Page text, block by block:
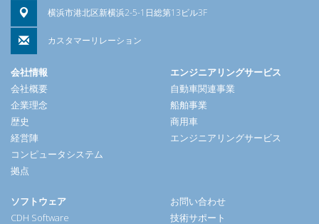
横浜市港北区新横浜2-5-1日総第13ビル3F
カスタマーリレーション
会社情報
会社概要
企業理念
歴史
経営陣
コンピュータシステム
拠点
エンジニアリングサービス
自動車関連事業
船舶事業
商用車
エンジニアリングサービス
ソフトウェア
CDH Software
お問い合わせ
技術サポート